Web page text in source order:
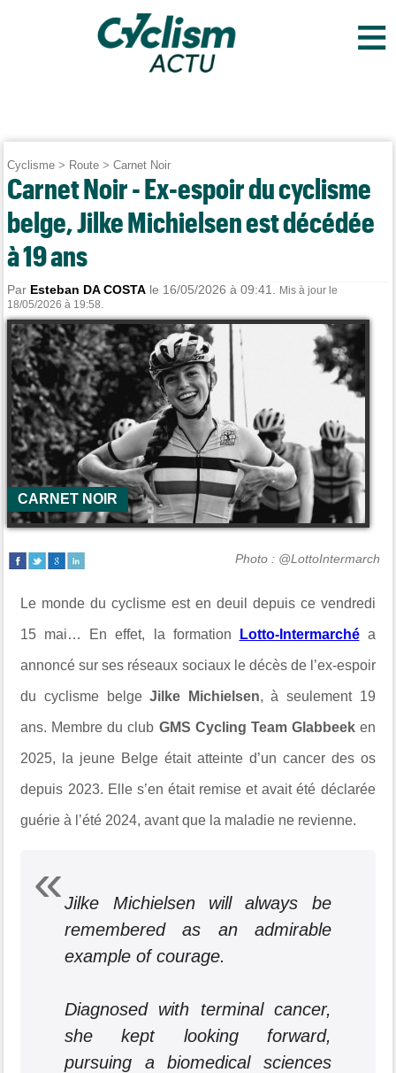
≡
Cyclisme > Route >Carnet Noir
Carnet Noir - Ex-espoir du cyclisme
belge, Jilke Michielsen est décédée
à 19 ans
Par Esteban DA COSTA le 16/05/2026 à 09:41.
Mis à jour le
18/05/2026 à 19:58.
CARNET NOIR
Photo : @LottoIntermarch
Le monde du cyclisme est en deuil depuis ce vendredi
15 mai… En effet, la formation Lotto-Intermarchéa
annoncé sur ses réseaux sociaux le décès de l’ex-espoir
du cyclisme belgeJilke Michielsen, à seulement 19
ans. Membre du club GMS Cycling Team Glabbeeken
2025, la jeune Belge était atteinte d’un cancer des os
depuis 2023. Elle s’en était remise et avait été déclarée
guérie à l’été 2024, avant que la maladie ne revienne.
Jilke Michielsen will always be
remembered as an admirable
example of courage.
Diagnosed with terminal cancer,
she kept looking forward,
pursuing a biomedical sciences